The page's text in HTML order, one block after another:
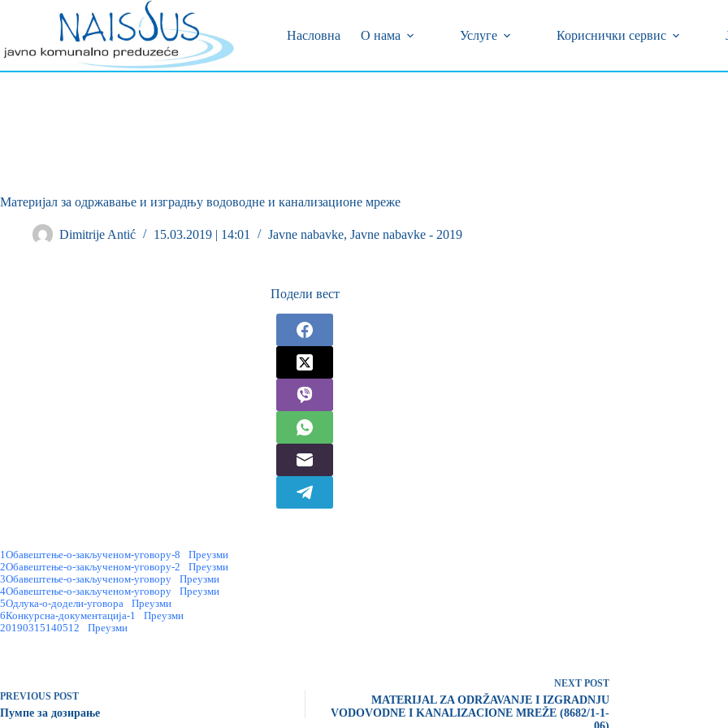
Насловна
О нама Услуге Кориснички сервис
Материјал за одржавање и изградњу водоводне и канализационе мреже
Dimitrije Antić 15.03.2019 | 14:01 Javne nabavke, Javne nabavke - 2019
Подели вест
1Обавештење-о-закљученом-уговору-8
Преузми
2Обавештење-о-закљученом-уговору-2
Преузми
3Обавештење-о-закљученом-уговору
Преузми
4Обавештење-о-закљученом-уговору
Преузми
5Одлука-о-додели-уговора
Преузми
6Конкурсна-документација-1
Преузми
20190315140512
Преузми
PREVIOUS POST
Пумпе за дозирање
NEXT POST
MATERIJAL ZA ODRŽAVANJE I IZGRADNJU
VODOVODNE I KANALIZACIONE MREŽE (8682/1-1-